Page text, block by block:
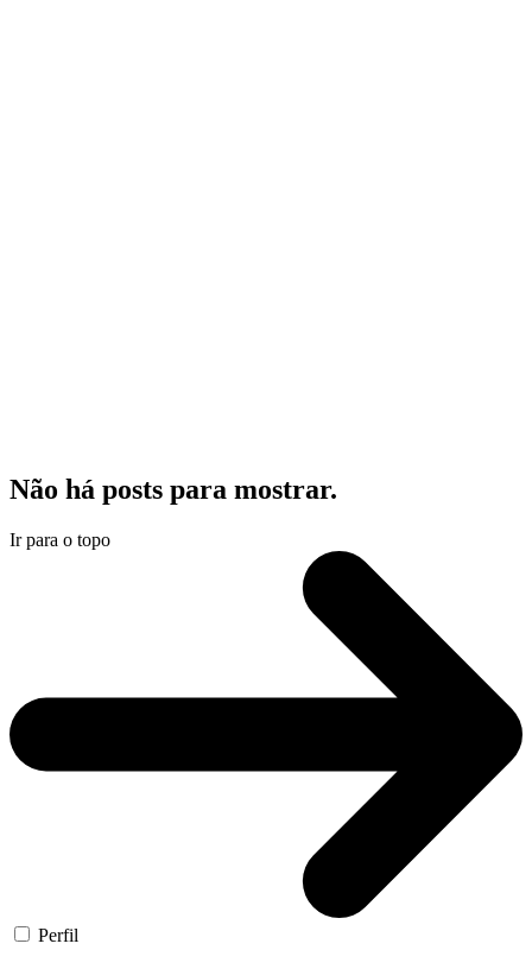
Não há posts para mostrar.
Ir para o topo
Perfil